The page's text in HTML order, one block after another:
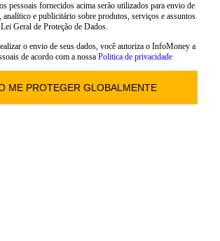
pessoais fornecidos acima serão utilizados para envio de
e publicitário sobre produtos, serviços e assuntos
Geral de Proteção de Dados.
o envio de seus dados, você autoriza o InfoMoney a
de acordo com a nossa Politica de privacidade